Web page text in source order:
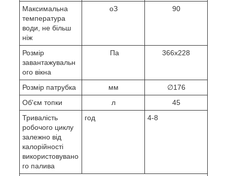
Максимальна
температура
води, не більш
ніж
оЗ 90
Розмір
завантажувальн
ого вікна
Па 366х228
Розмір патрубка мм
∅176
Об'єм топки
л
45
Тривалість
робочого циклу
залежно від
калорійності
використовувано
го палива
год 4-8